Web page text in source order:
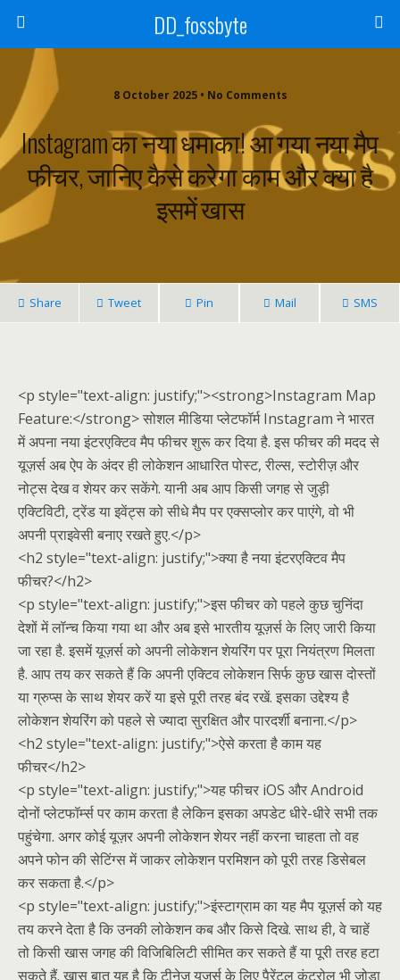
DD_fossbyte
8 October 2025 • No Comments
Instagram का नया धमाका! आ गया नया मैप
फीचर, जानिए कैसे करेगा काम और क्या है
इसमें खास
Share Tweet Pin Mail SMS
<p style="text-align: justify;"><strong>Instagram Map
Feature:</strong> सोशल मीडिया प्लेटफॉर्म Instagram ने भारत
में अपना नया इंटरएक्टिव मैप फीचर शुरू कर दिया है. इस फीचर की मदद से
यूज़र्स अब ऐप के अंदर ही लोकेशन आधारित पोस्ट, रील्स, स्टोरीज़ और
नोट्स देख व शेयर कर सकेंगे. यानी अब आप किसी जगह से जुड़ी
एक्टिविटी, ट्रेंड या इवेंट्स को सीधे मैप पर एक्सप्लोर कर पाएंगे, वो भी
अपनी प्राइवेसी बनाए रखते हुए.</p>
<h2 style="text-align: justify;">क्या है नया इंटरएक्टिव मैप
फीचर?</h2>
<p style="text-align: justify;">इस फीचर को पहले कुछ चुनिंदा
देशों में लॉन्च किया गया था और अब इसे भारतीय यूज़र्स के लिए जारी किया
जा रहा है. इसमें यूज़र्स को अपनी लोकेशन शेयरिंग पर पूरा नियंत्रण मिलता
है. आप तय कर सकते हैं कि अपनी एक्टिव लोकेशन सिर्फ कुछ खास दोस्तों
या ग्रुप्स के साथ शेयर करें या इसे पूरी तरह बंद रखें. इसका उद्देश्य है
लोकेशन शेयरिंग को पहले से ज्यादा सुरक्षित और पारदर्शी बनाना.</p>
<h2 style="text-align: justify;">ऐसे करता है काम यह
फीचर</h2>
<p style="text-align: justify;">यह फीचर iOS और Android
दोनों प्लेटफॉर्म्स पर काम करता है लेकिन इसका अपडेट धीरे-धीरे सभी तक
पहुंचेगा. अगर कोई यूज़र अपनी लोकेशन शेयर नहीं करना चाहता तो वह
अपने फोन की सेटिंग्स में जाकर लोकेशन परमिशन को पूरी तरह डिसेबल
कर सकता है.</p>
<p style="text-align: justify;">इंस्टाग्राम का यह मैप यूज़र्स को यह
तय करने देता है कि उनकी लोकेशन कब और किसे दिखे. साथ ही, वे चाहें
तो किसी खास जगह की विजिबिलिटी सीमित कर सकते हैं या पूरी तरह हटा
सकते हैं. खास बात यह है कि टीनेज यूज़र्स के लिए पैरेंटल कंट्रोल भी जोड़ा